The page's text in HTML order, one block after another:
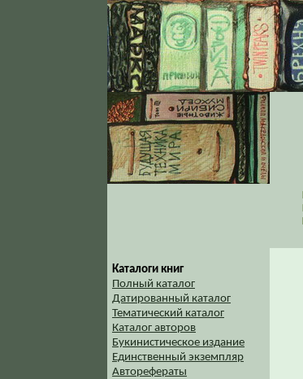
Каталоги книг
Полный каталог
Датированный каталог
Тематический каталог
Каталог авторов
Букинистическое издание
Единственный экземпляр
Авторефераты